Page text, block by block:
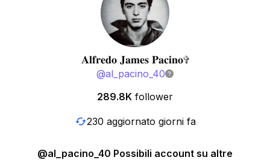
𝐀𝐥𝐟𝐫𝐞𝐝𝐨 𝐉𝐚𝐦𝐞𝐬 𝐏𝐚𝐜𝐢𝐧𝐨✞
@al_pacino_40
289.8K follower
230 aggiornato giorni fa
@al_pacino_40 Possibili account su altre